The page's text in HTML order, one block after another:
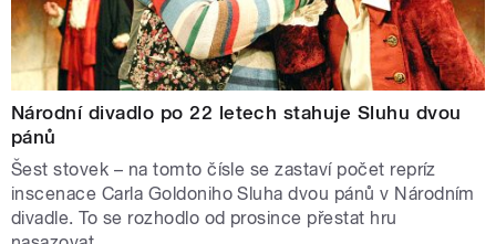
Národní divadlo po 22 letech stahuje Sluhu dvou
pánů
Šest stovek – na tomto čísle se zastaví počet repríz
inscenace Carla Goldoniho Sluha dvou pánů v Národním
divadle. To se rozhodlo od prosince přestat hru